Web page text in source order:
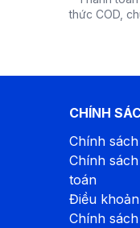
thức COD,
CHÍNH
Chính
Chính
toán
Điều
Chính